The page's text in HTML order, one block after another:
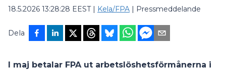
18.5.2026 13:28:28 EEST| Kela/FPA | Pressmeddelande
Dela
I maj betalar FPA ut arbetslöshetsförmånerna i